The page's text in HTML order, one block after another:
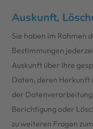
Auskunft,
Sie haben im Rahmen
Bestimmungen
Auskunft über Ihre
Daten, deren Herkunft
der
Berichtigung oder
zu weiteren Fragen